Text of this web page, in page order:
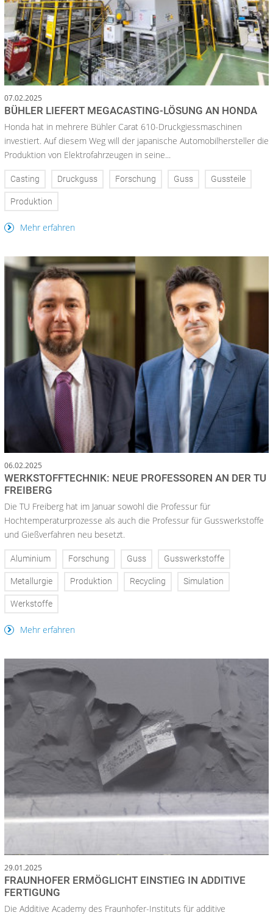
07.02.2025
BÜHLER LIEFERT MEGACASTING-LÖSUNG AN HONDA
Honda hat in mehrere Bühler Carat 610-Druckgiessmaschinen
investiert. Auf diesem Weg will der japanische Automobilhersteller die
Produktion von Elektrofahrzeugen in seine...
Casting Druckguss Forschung Guss Gussteile
Produktion
Mehr erfahren
06.02.2025
WERKSTOFFTECHNIK: NEUE PROFESSOREN AN DER TU
FREIBERG
Die TU Freiberg hat im Januar sowohl die Professur für
Hochtemperaturprozesse als auch die Professur für Gusswerkstoffe
und Gießverfahren neu besetzt.
Aluminium Forschung Guss Gusswerkstoffe
Metallurgie Produktion Recycling Simulation
Werkstoffe
Mehr erfahren
29.01.2025
FRAUNHOFER ERMÖGLICHT EINSTIEG IN ADDITIVE
FERTIGUNG
Die Additive Academy des Fraunhofer-Instituts für additive